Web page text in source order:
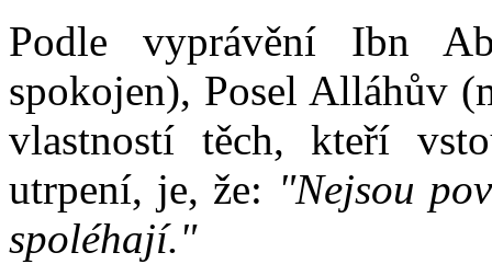
Podle vyprávění Ibn
spokojen), Posel Alláhův
vlastností těch, kteří
utrpení, je, že: "Nejsou
spoléhají."